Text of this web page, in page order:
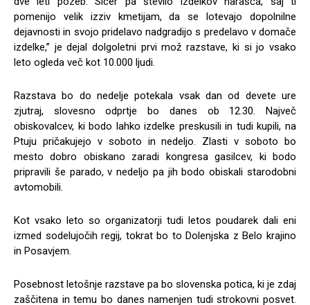
pomenijo velik izziv kmetijam, da se lotevajo dopolnilne
dejavnosti in svojo pridelavo nadgradijo s predelavo v domače
izdelke,” je dejal dolgoletni prvi mož razstave, ki si jo vsako
leto ogleda več kot 10.000 ljudi.
Razstava bo do nedelje potekala vsak dan od devete ure
zjutraj, slovesno odprtje bo danes ob 12.30. Največ
obiskovalcev, ki bodo lahko izdelke preskusili in tudi kupili, na
Ptuju pričakujejo v soboto in nedeljo. Zlasti v soboto bo
mesto dobro obiskano zaradi kongresa gasilcev, ki bodo
pripravili še parado, v nedeljo pa jih bodo obiskali starodobni
avtomobili.
Kot vsako leto so organizatorji tudi letos poudarek dali eni
izmed sodelujočih regij, tokrat bo to Dolenjska z Belo krajino
in Posavjem.
Posebnost letošnje razstave pa bo slovenska potica, ki je zdaj
zaščitena in temu bo danes namenjen tudi strokovni posvet.